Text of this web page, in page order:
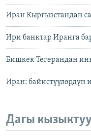
Иран Кыргызстандан
Ири банктар Иранга
Бишкек Тегерандан
Иран: байистүүлөрдүн
Дагы